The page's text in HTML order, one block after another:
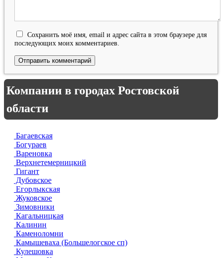
Сохранить моё имя, email и адрес сайта в этом браузере для
последующих моих комментариев.
Компании в городах Ростовской
области
Багаевская
Богураев
Вареновка
Верхнетемерницкий
Гигант
Дубовское
Егорлыкская
Жуковское
Зимовники
Кагальницкая
Калинин
Каменоломни
Камышеваха (Большелогское сп)
Кулешовка